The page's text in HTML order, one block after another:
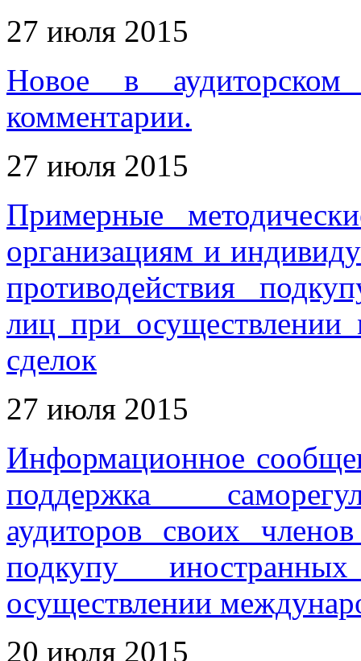
27 июля 2015
Новое в аудиторском
комментарии.
27 июля 2015
Примерные
организациям и
противодействия
лиц при осуществлении
сделок
27 июля 2015
Информационное
поддержка
аудиторов своих
подкупу
осуществлении
20 июля 2015